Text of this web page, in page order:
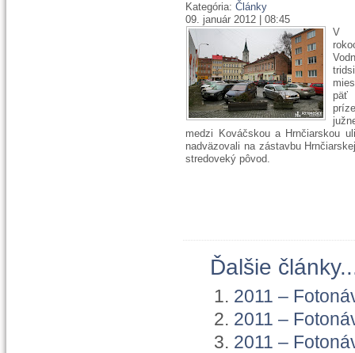
Kategória:Články
09. január 2012 | 08:45
V
medzi Kováčskou a Hrnčiarskou
nadväzovali na zástavbu
stredoveký pôvod.
Ďalšie
2011 –
2011 –
2011 –